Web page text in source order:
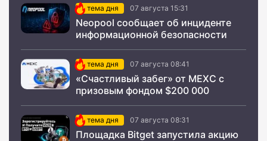
тема дня 07 августа 15:31
Neopool сообщает об инциденте
информационной безопасности
тема дня 07 августа 08:41
«Счастливый забег» от MEXC с
призовым фондом $200 000
тема дня 07 августа 08:31
Площадка Bitget запустила акцию